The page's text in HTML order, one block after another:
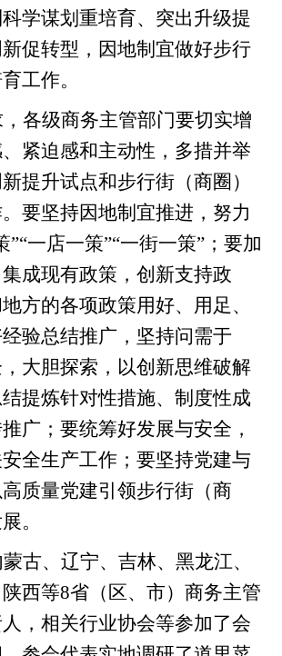
学谋划重培育、突出升级提
促转型，因地制宜做好步行
工作。
各级商务主管部门要切实增
紧迫感和主动性， 多措并举
提升试点和步行街（商圈）
要坚持因地制宜推进， 努力
”“一店一策”“一街一策”；要加
集成现有政策， 创新支持政
方的各项政策用好、用足、
验总结推广，坚持问需于
大胆探索，以创新思维破解
提炼针对性措施、制度性成
广； 要统筹好发展与安全，
全生产工作； 要坚持党建与
质量党建引领步行街（商
。
古、辽宁、吉林、黑龙江、
西等8省（区、市）商务主管
，相关行业协会等参加了会